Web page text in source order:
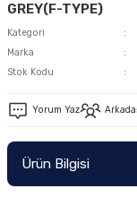
GREY(F-TYPE)
Kategori
Marka
Stok Kodu
Yorum Yaz
Ürün Bilgisi